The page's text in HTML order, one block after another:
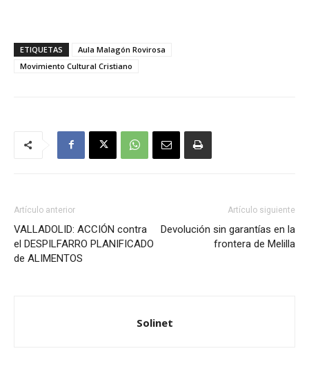
ETIQUETAS
Aula Malagón Rovirosa
Movimiento Cultural Cristiano
Artículo anterior
VALLADOLID: ACCIÓN contra
el DESPILFARRO PLANIFICADO
de ALIMENTOS
Artículo siguiente
Devolución sin garantías en la
frontera de Melilla
Solinet